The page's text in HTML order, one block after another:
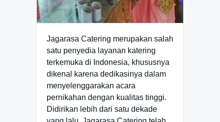
Jagarasa Catering merupakan salah
satu penyedia layanan katering
terkemuka di Indonesia, khususnya
dikenal karena dedikasinya dalam
menyelenggarakan acara
pernikahan dengan kualitas tinggi.
Didirikan lebih dari satu dekade